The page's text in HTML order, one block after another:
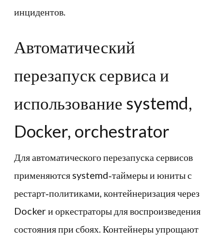
инцидентов.
Автоматический
перезапуск сервиса и
использование systemd,
Docker, orchestrator
Для автоматического перезапуска сервисов
применяются systemd‑таймеры и юниты с
рестарт‑политиками, контейнеризация через
Docker и оркестраторы для воспроизведения
состояния при сбоях. Контейнеры упрощают